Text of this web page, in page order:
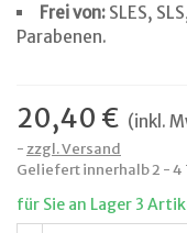
Frei von: SLES,
Parabenen.
20,40 € (inkl.
zzgl. Versand
Geliefert innerhalb 2 - 4
für Sie an Lager 3